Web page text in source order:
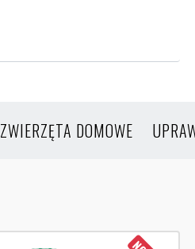
ZWIERZĘTA DOMOWE